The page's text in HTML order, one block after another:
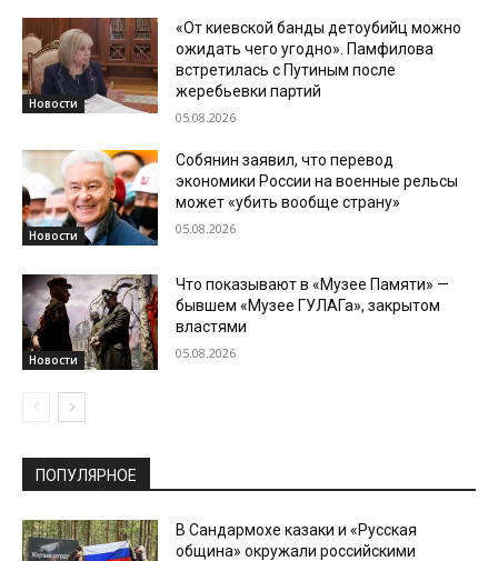
Новости
«От киевской банды детоубийц можно
ожидать чего угодно». Памфилова
встретилась с Путиным после
жеребьевки партий
05.08.2026
Новости
Собянин заявил, что перевод
экономики России на военные рельсы
может «убить вообще страну»
05.08.2026
Новости
Что показывают в «Музее Памяти» —
бывшем «Музее ГУЛАГа», закрытом
властями
05.08.2026
ПОПУЛЯРНОЕ
В Сандармохе казаки и «Русская
община» окружали российскими